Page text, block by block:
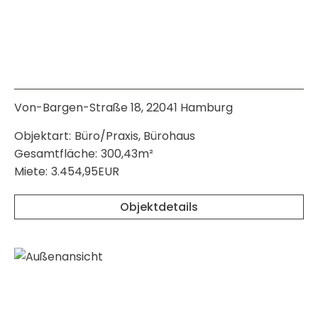
Von-Bargen-Straße 18, 22041 Hamburg
Objektart: Büro/Praxis, Bürohaus
Gesamtfläche: 300,43m²
Miete: 3.454,95EUR
Objektdetails